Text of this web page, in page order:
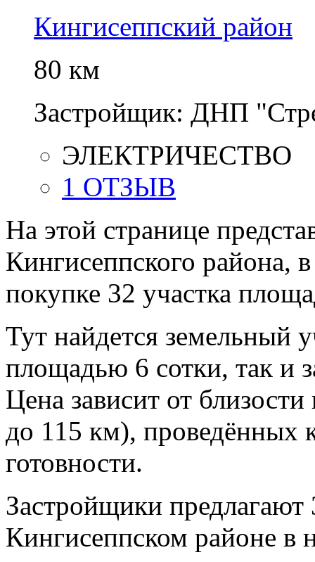
Кингисеппский район
80 км
Застройщик: ДНП
ЭЛЕКТРИЧЕСТВО
1 ОТЗЫВ
На этой странице
Кингисеппского района,
покупке 32 участка
Тут найдется земельный
площадью 6 сотки, так и
Цена зависит от
до 115 км), проведённых
готовности.
Застройщики предлагают
Кингисеппском районе